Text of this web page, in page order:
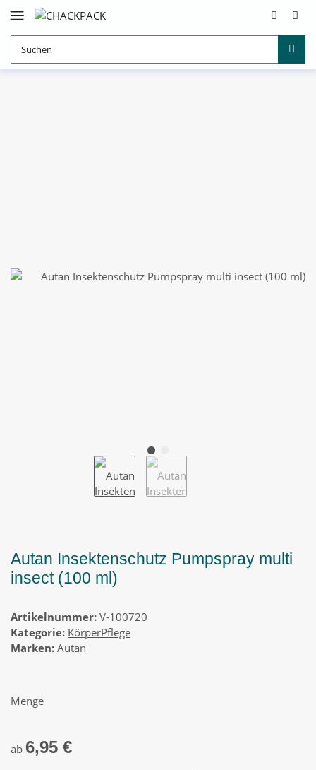
Autan Insektenschutz Pumpspray multi
insect (100 ml)
Artikelnummer: V-100720
Kategorie: KörperPflege
Marken: Autan
Menge
ab 6,95 €